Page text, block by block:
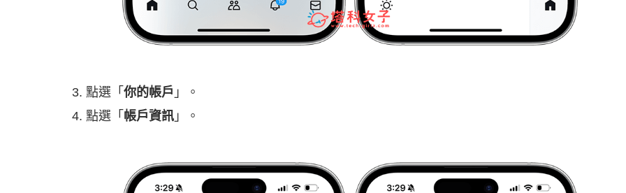
點選「 你的帳戶 」。
點選「 帳戶資訊 」。